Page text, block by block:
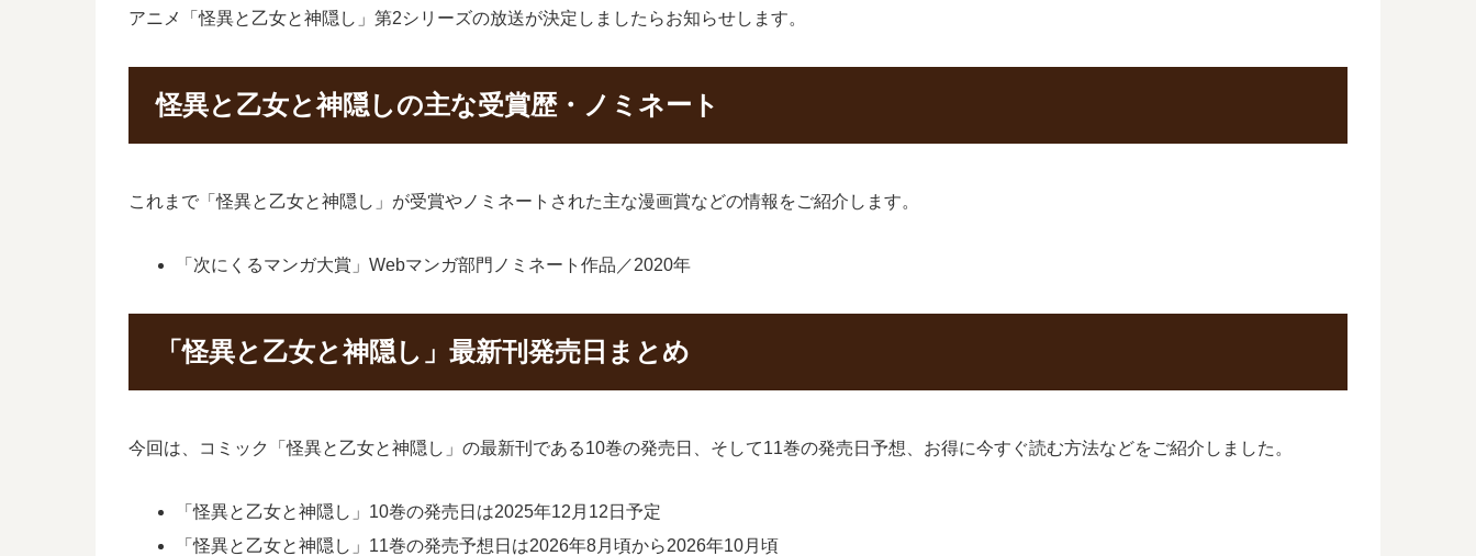
アニメ「怪異と乙女と神隠し」第2シリーズの放送が決定しましたらお知らせします。
怪異と乙女と神隠しの主な受賞歴・ノミネート
これまで「怪異と乙女と神隠し」が受賞やノミネートされた主な漫画賞などの情報をご紹介します。
「次にくるマンガ大賞」Webマンガ部門ノミネート作品／2020年
「怪異と乙女と神隠し」最新刊発売日まとめ
今回は、コミック「怪異と乙女と神隠し」の最新刊である10巻の発売日、そして11巻の発売日予想、お得に今すぐ読む方法などをご紹介しました。
「怪異と乙女と神隠し」10巻の発売日は2025年12月12日予定
「怪異と乙女と神隠し」11巻の発売予想日は2026年8月頃から2026年10月頃